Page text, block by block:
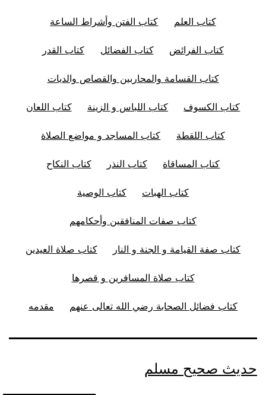
كتاب العلم كتاب الفتن وأشراط الساعة
كتاب الفرائض كتاب الفضائل كتاب القدر
كتاب القسامة والمحاربين والقصاص والديات
كتاب الكسوف كتاب اللباس و الزينة كتاب اللعان
كتاب اللقطة كتاب المساجد و مواضع الصلاة
كتاب المساقاة كتاب النذر كتاب النكاح
كتاب الهبات كتاب الوصية
كتاب صفات المنافقين وأحكامهم
كتاب صفة القيامة و الجنة و النار كتاب صلاة العيدين
كتاب صلاة المسافرين و قصرها
كتاب فضائل الصحابة رضي الله تعالى عنهم مقدمه
حديث صحيح مسلم